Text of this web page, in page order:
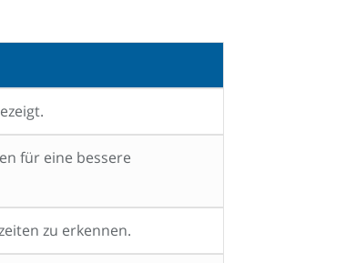
für eine bessere
zu erkennen.